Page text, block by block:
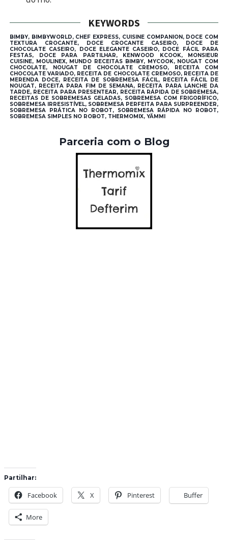
KEYWORDS
BIMBY, BIMBYWORLD, CHEF EXPRESS, CUISINE COMPANION, DOCE COM
TEXTURA CROCANTE, DOCE CROCANTE CASEIRO, DOCE DE
CHOCOLATE CASEIRO, DOCE ELEGANTE CASEIRO, DOCE FÁCIL PARA
FESTAS, DOCE PARA PARTILHAR, KENWOOD KCOOK, MONSIEUR
CUISINE, MOULINEX, MUNDO RECEITAS BIMBY, MYCOOK, NOUGAT COM
CHOCOLATE, NOUGAT DE CHOCOLATE CREMOSO, RECEITA COM
CHOCOLATE VARIADO, RECEITA DE CHOCOLATE CREMOSO, RECEITA DE
MERENDA DOCE, RECEITA DE SOBREMESA FÁCIL, RECEITA FÁCIL DE
NOUGAT, RECEITA PARA FIM DE SEMANA, RECEITA PARA LANCHE DA
TARDE, RECEITA PARA PRESENTEAR, RECEITA RÁPIDA DE SOBREMESA,
RECEITAS DE SOBREMESAS GELADAS, SOBREMESA COM FRIGORÍFICO,
SOBREMESA IRRESISTÍVEL, SOBREMESA PERFEITA PARA SURPREENDER,
SOBREMESA PRÁTICA NO ROBOT, SOBREMESA RÁPIDA NO ROBOT,
SOBREMESA SIMPLES NO ROBOT, THERMOMIX, YÄMMI
Parceria com o Blog
Partilhar:
Facebook X Pinterest Buffer
More